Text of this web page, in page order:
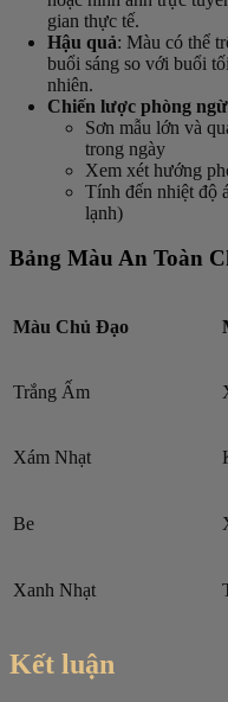
gian thực tế.
Hậu quả: Màu có thể
buổi sáng so với buổi
nhiên.
Chiến lược phòng
Sơn mẫu lớn và
trong ngày
Xem xét hướng
Tính đến nhiệt độ
lạnh)
Bảng Màu An Toàn
Màu Chủ Đạo
Trắng Ấm
Xám Nhạt
Be
Xanh Nhạt
Kết luận